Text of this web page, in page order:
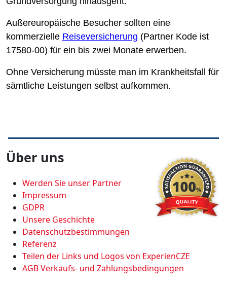
Außereuropäische Besucher sollten eine
kommerzielle Reiseversicherung (Partner Kode ist
17580-00) für ein bis zwei Monate erwerben.
Ohne Versicherung müsste man im Krankheitsfall für
sämtliche Leistungen selbst aufkommen.
Über uns
Werden Sie unser Partner
Impressum
GDPR
Unsere Geschichte
Datenschutzbestimmungen
Referenz
Teilen der Links und Logos von ExperienCZE
AGB Verkaufs- und Zahlungsbedingungen